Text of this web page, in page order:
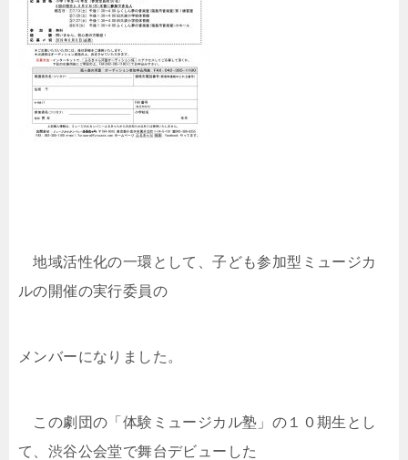
地域活性化の一環として、子ども参加型ミュージカ
ルの開催の実行委員の
メンバーになりました。
この劇団の「体験ミュージカル塾」の１０期生とし
て、渋谷公会堂で舞台デビューした